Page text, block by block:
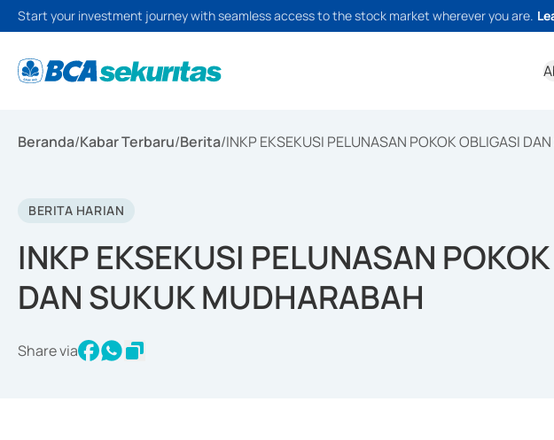
Start your investment journey with seamless access to the stock market wherever you are.
Beranda/Kabar Terbaru/Berita/INKP EKSEKUSI PELUNASAN POKOK OBLIGASI
BERITA HARIAN
INKP EKSEKUSI PELUNASAN
DAN SUKUK MUDHARABAH
Share via